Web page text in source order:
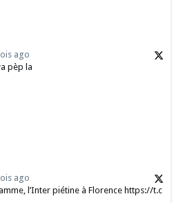
ago
pèp la
ago
l’Inter piétine à Florence https://t.c